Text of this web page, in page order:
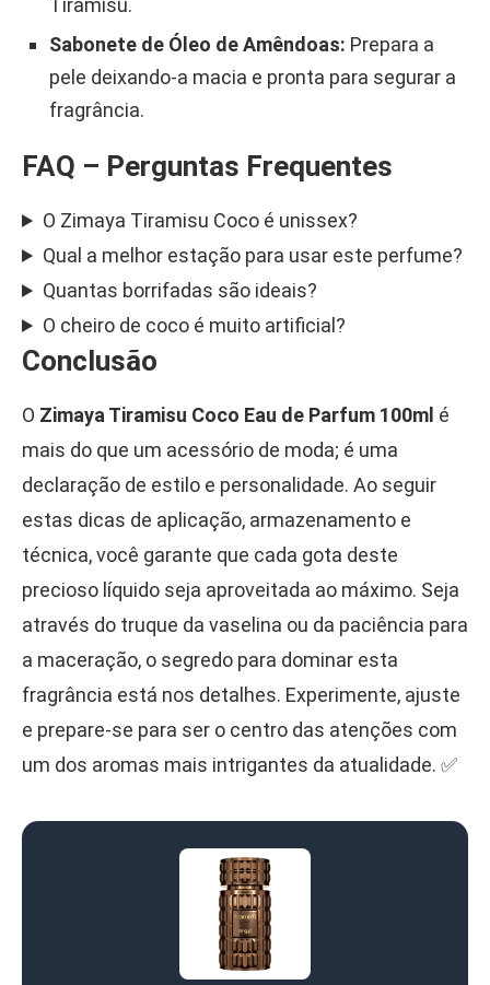
Tiramisu.
Sabonete de Óleo de Amêndoas: Prepara a
pele deixando-a macia e pronta para segurar a
fragrância.
FAQ – Perguntas Frequentes
O Zimaya Tiramisu Coco é unissex?
Qual a melhor estação para usar este perfume?
Quantas borrifadas são ideais?
O cheiro de coco é muito artificial?
Conclusão
O Zimaya Tiramisu Coco Eau de Parfum 100ml é
mais do que um acessório de moda; é uma
declaração de estilo e personalidade. Ao seguir
estas dicas de aplicação, armazenamento e
técnica, você garante que cada gota deste
precioso líquido seja aproveitada ao máximo. Seja
através do truque da vaselina ou da paciência para
a maceração, o segredo para dominar esta
fragrância está nos detalhes. Experimente, ajuste
e prepare-se para ser o centro das atenções com
um dos aromas mais intrigantes da atualidade. ✅